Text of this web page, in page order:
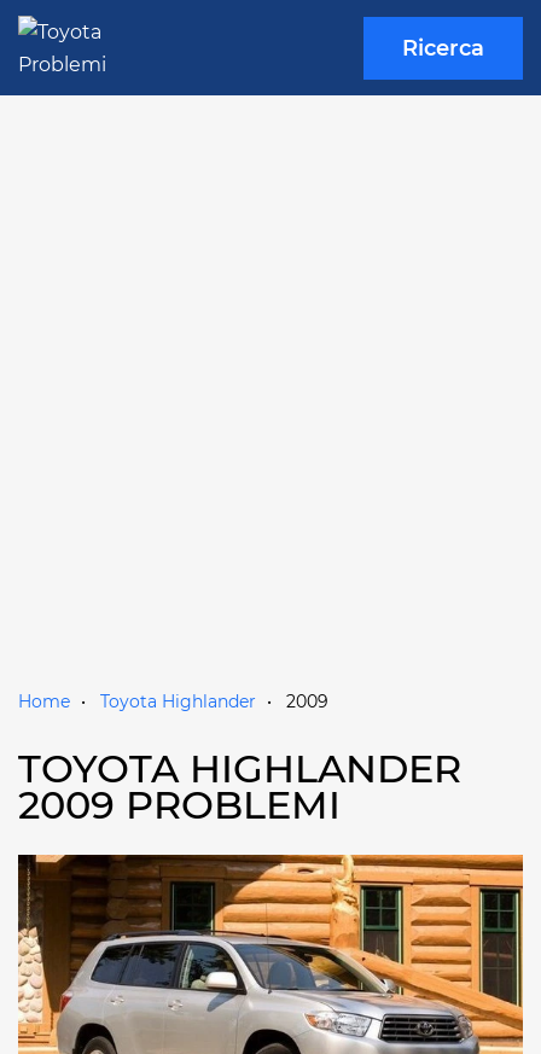
Ricerca
Home Toyota Highlander 2009
TOYOTA HIGHLANDER
2009 PROBLEMI